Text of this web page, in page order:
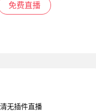
免费直播
无插件直播